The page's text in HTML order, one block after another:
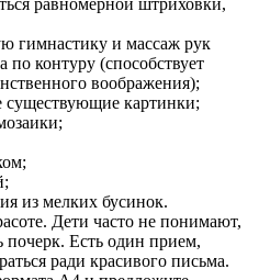
равномерной штриховки,
гимнастику и массаж рук
по контуру (способствует
воображения);
существующие картинки;
из мелких бусинок.
Дети часто не понимают,
почерк. Есть один прием,
ради красивого письма.